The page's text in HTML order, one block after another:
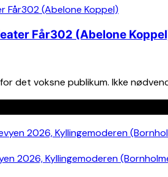
Får302 (Abelone
det voksne publikum. Ikke
2026, Kyllingemoderen